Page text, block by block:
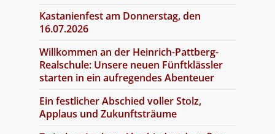
Kastanienfest am Donnerstag, den
16.07.2026
Willkommen an der Heinrich-Pattberg-
Realschule: Unsere neuen Fünftklässler
starten in ein aufregendes Abenteuer
Ein festlicher Abschied voller Stolz,
Applaus und Zukunftsträume